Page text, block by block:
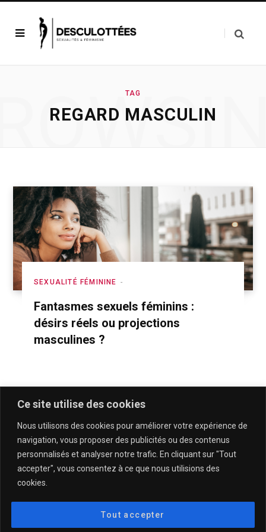
Ce site utilise des cookies
Nous utilisons des cookies pour améliorer votre expérience de
navigation, vous proposer des publicités ou des contenus
personnalisés et analyser notre trafic. En cliquant sur "Tout
accepter", vous consentez à ce que nous utilisions des
cookies.
Tout accepter
TAG
REGARD MASCULIN
SEXUALITÉ FÉMININE
Fantasmes sexuels féminins :
désirs réels ou projections
masculines ?